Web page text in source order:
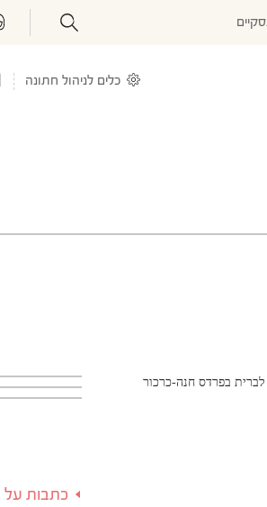
כלים לניהול חתונה
לברית בפרדס חנה-כרכור
כתבות על